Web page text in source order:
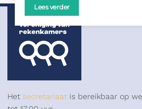
Lees verder
Het secretariaat is bereikbaar op